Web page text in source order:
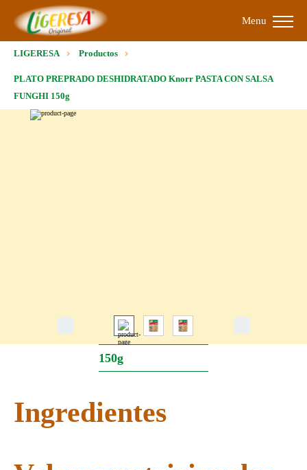
Menu
LIGERESA Productos
PLATO PREPRADO DESHIDRATADO Knorr PASTA CON SALSA
FUNGHI 150g
150g
Ingredientes